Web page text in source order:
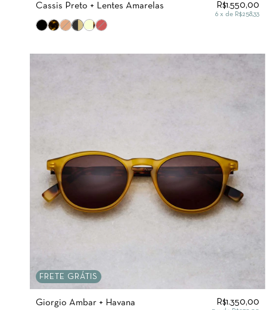
Cassis Preto + Lentes Amarelas R$1.550,00
6 x de R$258,33
FRETE GRÁTIS
Giorgio Âmbar + Havana R$1.350,00